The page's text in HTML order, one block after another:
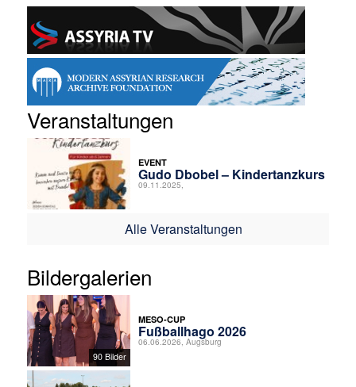
Veranstaltungen
EVENT
Gudo Dbobel – Kindertanzkurs
09.11.2025,
Alle Veranstaltungen
Bildergalerien
90 Bilder
MESO-CUP
Fußballhago 2026
06.06.2026, Augsburg